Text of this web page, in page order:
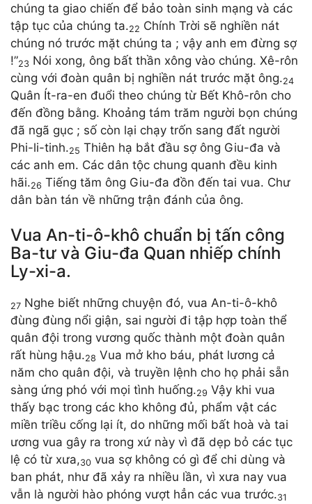
chúng ta giao chiến để bảo toàn sinh mạng và các
tập tục của chúng ta.22 Chính Trời sẽ nghiền nát
chúng nó trước mặt chúng ta ; vậy anh em đừng sợ
!”23 Nói xong, ông bất thần xông vào chúng. Xê-rôn
cùng với đoàn quân bị nghiền nát trước mặt ông.24
Quân Ít-ra-en đuổi theo chúng từ Bết Khô-rôn cho
đến đồng bằng. Khoảng tám trăm người bọn chúng
đã ngã gục ; số còn lại chạy trốn sang đất người
Phi-li-tinh.25 Thiên hạ bắt đầu sợ ông Giu-đa và
các anh em. Các dân tộc chung quanh đều kinh
hãi.26 Tiếng tăm ông Giu-đa đồn đến tai vua. Chư
dân bàn tán về những trận đánh của ông.
Vua An-ti-ô-khô chuẩn bị tấn công
Ba-tư và Giu-đa Quan nhiếp chính
Ly-xi-a.
27 Nghe biết những chuyện đó, vua An-ti-ô-khô
đùng đùng nổi giận, sai người đi tập hợp toàn thể
quân đội trong vương quốc thành một đoàn quân
rất hùng hậu.28 Vua mở kho báu, phát lương cả
năm cho quân đội, và truyền lệnh cho họ phải sẵn
sàng ứng phó với mọi tình huống.29 Vậy khi vua
thấy bạc trong các kho không đủ, phẩm vật các
miền triều cống lại ít, do những mối bất hoà và tai
ương vua gây ra trong xứ này vì đã dẹp bỏ các tục
lệ có từ xưa,30 vua sợ không có gì để chi dùng và
ban phát, như đã xảy ra nhiều lần, vì xưa nay vua
vẫn là người hào phóng vượt hẳn các vua trước.31